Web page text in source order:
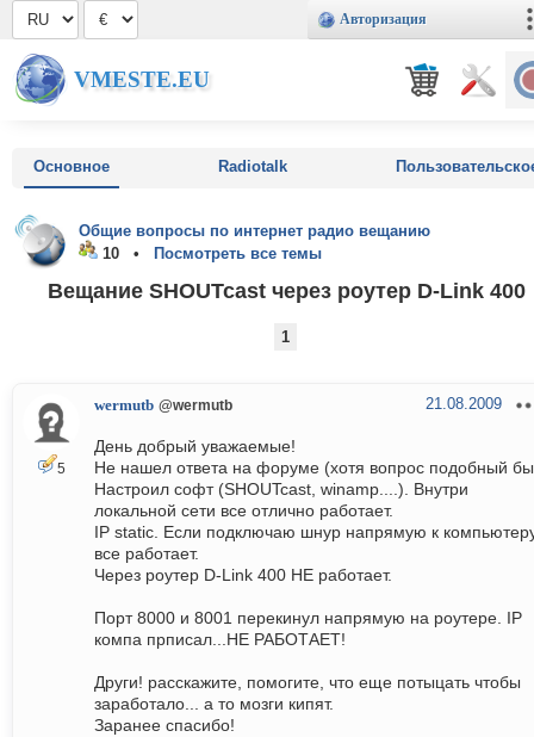
Авторизация
VMESTE.EU
Основное Radiotalk
Общие вопросы по интернет радио вещанию
10 •
Посмотреть все темы
Вещание SHOUTcast через роутер D-Link 400
1
5
wermutb @wermutb 21.08.2009
День добрый уважаемые!
Не нашел ответа на форуме (хотя вопрос подобный
Настроил софт (SHOUTcast, winamp....). Внутри
локальной сети все отлично работает.
IP static. Если подключаю шнур напрямую к
все работает.
Через роутер D-Link 400 НЕ работает.
Порт 8000 и 8001 перекинул напрямую на роутере. IP
компа прписал...НЕ РАБОТАЕТ!
Други! расскажите, помогите, что еще потыцать чтобы
заработало... а то мозги кипят.
Заранее спасибо!